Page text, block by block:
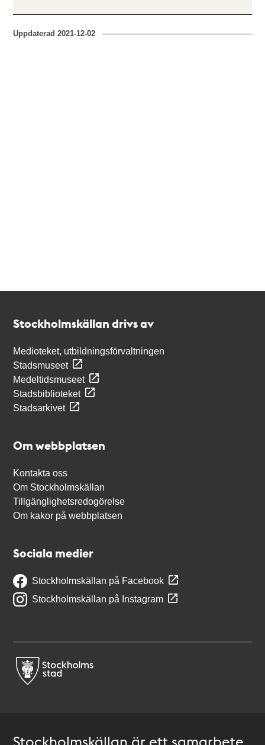
Uppdaterad2021-12-02
Stockholmskällan drivs av
Medioteket, utbildningsförvaltningen
Stadsmuseet
Medeltidsmuseet
Stadsbiblioteket
Stadsarkivet
Om webbplatsen
Kontakta oss
Om Stockholmskällan
Tillgänglighetsredogörelse
Om kakor på webbplatsen
Sociala medier
Stockholmskällan på Facebook
Stockholmskällan på Instagram
Stockholmskällan är ett samarbete